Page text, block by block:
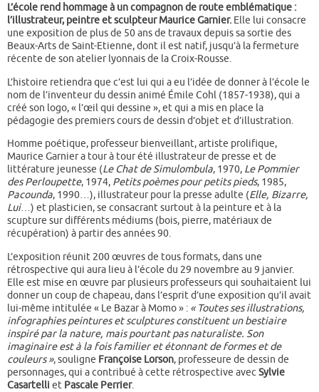
L’école rend hommage à un compagnon de route emblématique :
l’illustrateur, peintre et sculpteur Maurice Garnier.Elle lui consacre
une exposition de plus de 50 ans de travaux depuis sa sortie des
Beaux-Arts de Saint-Etienne, dont il est natif, jusqu’à la fermeture
récente de son atelier lyonnais de la Croix-Rousse.
L’histoire retiendra que c’est lui qui a eu l’idée de donner à l’école le
nom de l’inventeur du dessin animé Émile Cohl (1857-1938), qui a
créé son logo, « l’œil qui dessine », et qui a mis en place la
pédagogie des premiers cours de dessin d’objet et d’illustration.
Homme poétique, professeur bienveillant, artiste prolifique,
Maurice Garnier a tour à tour été illustrateur de presse et de
littérature jeunesse (Le Chat de Simulombula, 1970, Le Pommier
des Perloupette, 1974, Petits poèmes pour petits pieds, 1985,
Pacounda, 1990…), illustrateur pour la presse adulte (Elle, Bizarre,
Lui…) et plasticien, se consacrant surtout à la peinture et à la
scupture sur différents médiums (bois, pierre, matériaux de
récupération) à partir des années 90.
L’exposition réunit 200 œuvres de tous formats, dans une
rétrospective qui aura lieu à l’école du 29 novembre au 9 janvier.
Elle est mise en œuvre par plusieurs professeurs qui souhaitaient lui
donner un coup de chapeau, dans l’esprit d’une exposition qu’il avait
lui-même intitulée « Le Bazar à Momo » : « Toutes ses illustrations,
infographies peintures et sculptures constituent un bestiaire
inspiré par la nature, mais pourtant pas naturaliste. Son
imaginaire est à la fois familier et étonnant de formes et de
couleurs », souligne Françoise Lorson, professeure de dessin de
personnages, qui a contribué à cette rétrospective avecSylvie
Casartelli et Pascale Perrier.